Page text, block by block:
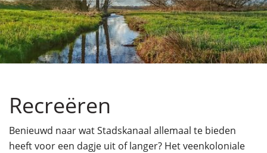
wij
u
mee
helpen?
Recreëren
Benieuwd naar wat Stadskanaal allemaal te bieden
heeft voor een dagje uit of langer? Het veenkoloniale